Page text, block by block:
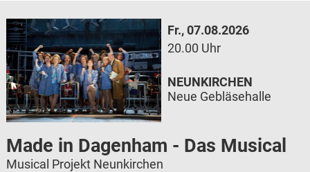
Fr., 07.08.2026
20.00 Uhr
Made in Dagenham - Das Musical
Musical Projekt Neunkirchen
NEUNKIRCHEN
Neue Gebläsehalle